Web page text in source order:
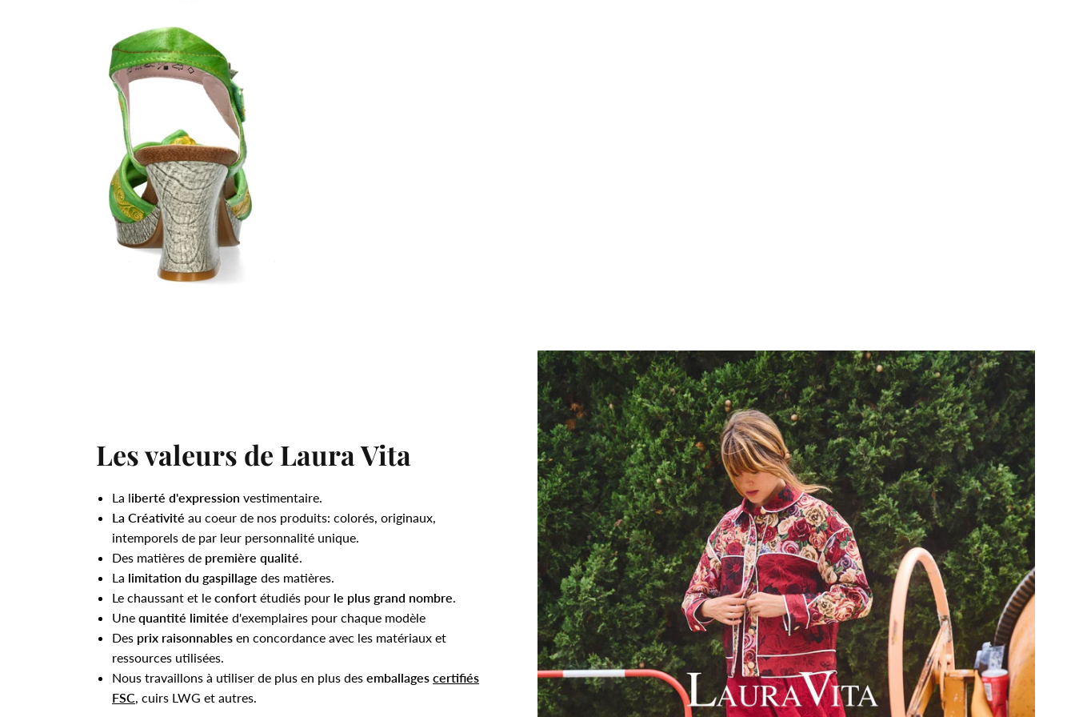
Les valeurs de Laura Vita
La liberté d'expression vestimentaire.
La Créativité au coeur de nos produits: colorés, originaux,
intemporels de par leur personnalité unique.
Des matières de première qualité
La limitation du gaspillage des matières.
Le chaussant et le confort étudiés pour le plus grand nombre
Une quantité limitée d'exemplaires pour chaque modèle
Des prix raisonnables en concordance avec les matériaux et
ressources utilisées.
Nous travaillons à utiliser de plus en plus des emballages certifiés
FSC , cuirs LWG et autres.